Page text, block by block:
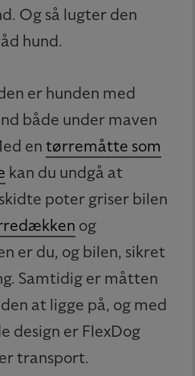
Og så lugter den
hund.
er hunden med
både under maven
entørremåtte som
kan du undgå at
poter griser bilen
og
er du, og bilen, sikret
Samtidig er måtten
at ligge på, og med
design er FlexDog
transport.